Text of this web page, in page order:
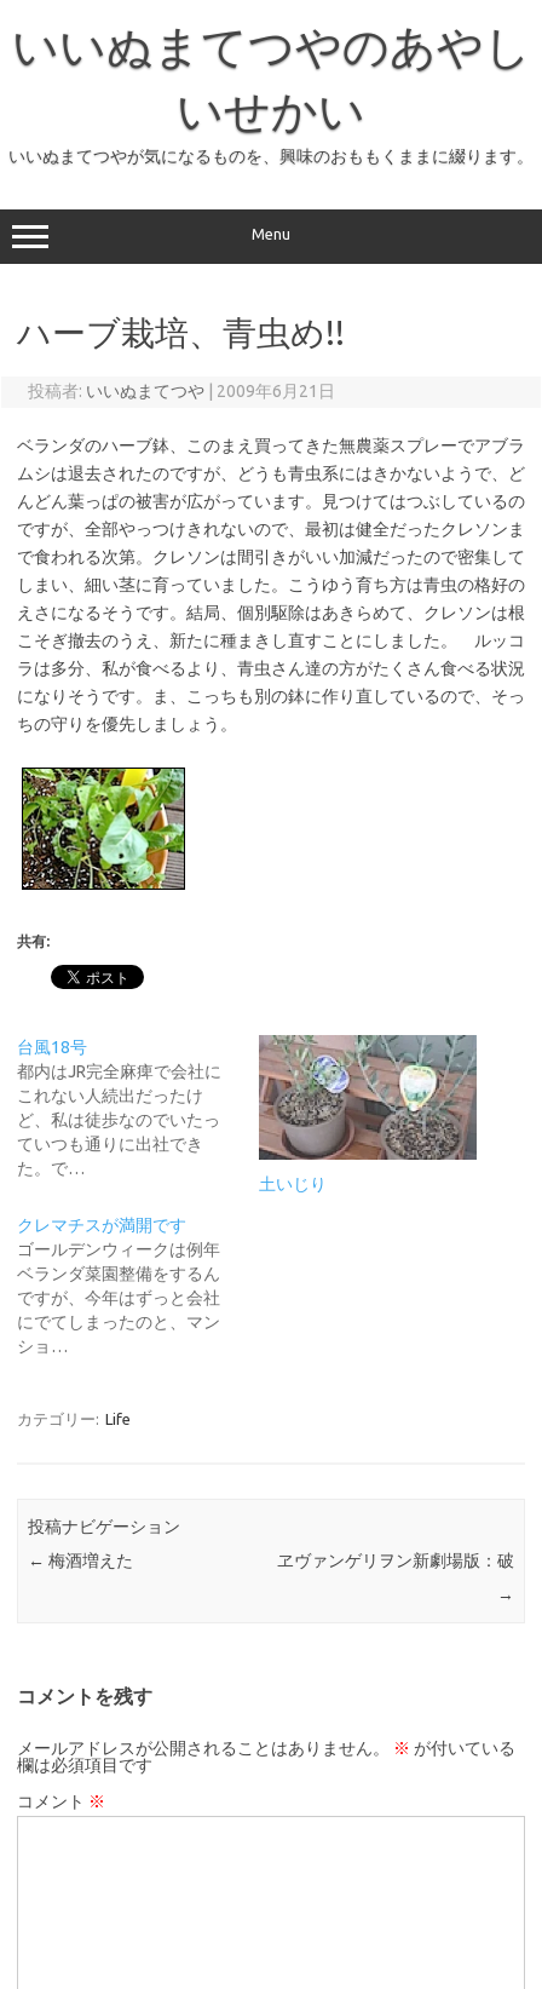
プ
いいぬまてつやのあやし
いせかい
いいぬまてつやが気になるものを、興味のおももくままに綴ります。
Menu
ハーブ栽培、青虫め!!
投稿者: いいぬまてつや 2009年6月21日
ベランダのハーブ鉢、このまえ買ってきた無農薬スプレーでアブラ
ムシは退去されたのですが、どうも青虫系にはきかないようで、ど
んどん葉っぱの被害が広がっています。見つけてはつぶしているの
ですが、全部やっつけきれないので、最初は健全だったクレソンま
で食われる次第。クレソンは間引きがいい加減だったので密集して
しまい、細い茎に育っていました。こうゆう育ち方は青虫の格好の
えさになるそうです。結局、個別駆除はあきらめて、クレソンは根
こそぎ撤去のうえ、新たに種まきし直すことにしました。 ルッコ
ラは多分、私が食べるより、青虫さん達の方がたくさん食べる状況
になりそうです。ま、こっちも別の鉢に作り直しているので、そっ
ちの守りを優先しましょう。
共有:
台風18号
都内はJR完全麻痺で会社に
これない人続出だったけ
ど、私は徒歩なのでいたっ
ていつも通りに出社でき
た。で…
土いじり
クレマチスが満開です
ゴールデンウィークは例年
ベランダ菜園整備をするん
ですが、今年はずっと会社
にでてしまったのと、マン
ショ…
カテゴリー: Life
投稿ナビゲーション
← 梅酒増えた
ヱヴァンゲリヲン新劇場版：破
→
コメントを残す
メールアドレスが公開されることはありません。 ※ が付いている
欄は必須項目です
コメント ※